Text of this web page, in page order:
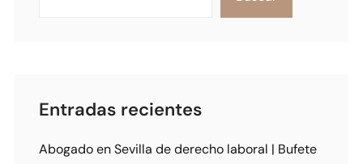
Entradas recientes
Abogado en Sevilla de derecho laboral | Bufete